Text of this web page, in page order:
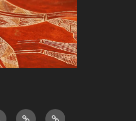
ImpressumDatenschutz